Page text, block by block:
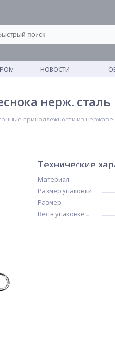
НОВОСТИ
нерж. сталь
принадлежности из
Технические
Материал
Размер упаковки
Размер
Вес в упаковке